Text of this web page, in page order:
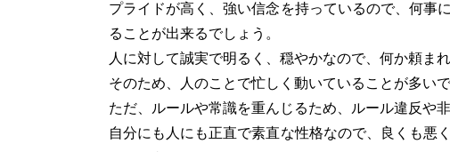
プライドが高く、強い信念を持っているので、何事
ることが出来るでしょう。
人に対して誠実で明るく、穏やかなので、何か頼ま
そのため、人のことで忙しく動いていることが多いで
ただ、ルールや常識を重んじるため、ルール違反や
自分にも人にも正直で素直な性格なので、良くも悪